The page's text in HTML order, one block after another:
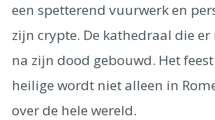
Singapore
Dublin
Hong Kong München
Madrid
Vancouver
Alles bekijken
een spetterend vuurwerk en
zijn crypte. De kathedraal die
na zijn dood gebouwd. Het
heilige wordt niet alleen in
over de hele wereld.